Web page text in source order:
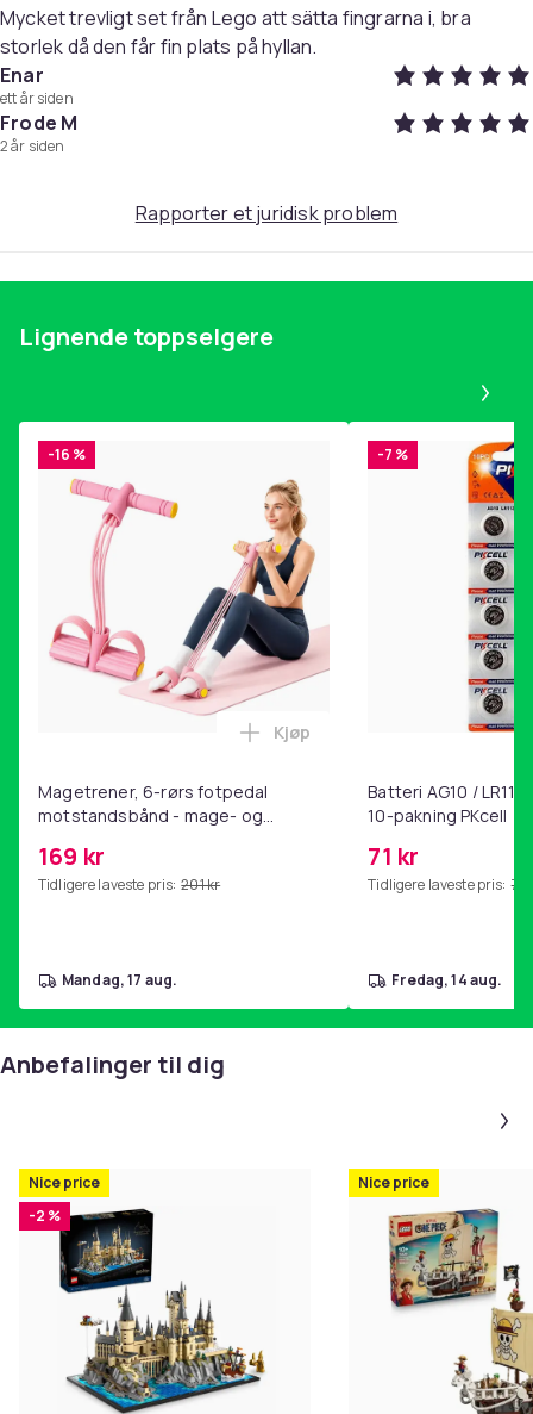
Mycket trevligt set från Lego att sätta fingrarna i, bra
storlek då den får fin plats på hyllan.
Enar
ett år siden
Frode M
2 år siden
Rapporter et juridisk problem
Lignende toppselgere
-16 %
Magetrener, 6-rørs fotpedal
motstandsbånd - mage- og
hjemmegymnastikk Pink
169 kr
Tidligere laveste pris: 201 kr
Legg Magetrener, 6-rørs
Kjøp
mandag, 17 aug.
-7 %
Batteri AG10 /
10-pakning PKcell
71 kr
Tidligere laveste pris: 76
fredag, 14 aug.
Anbefalinger til dig
Nice price
-2 %
Nice price